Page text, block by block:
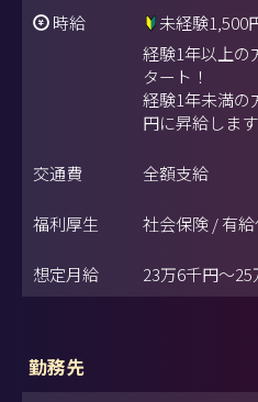
時給 未経験1,500
経験1年以上の
タート！
経験1年未満の
円に昇給します
交通費 全額支給
福利厚生 社会保険 / 有
想定月給 23万6千円～
勤務先